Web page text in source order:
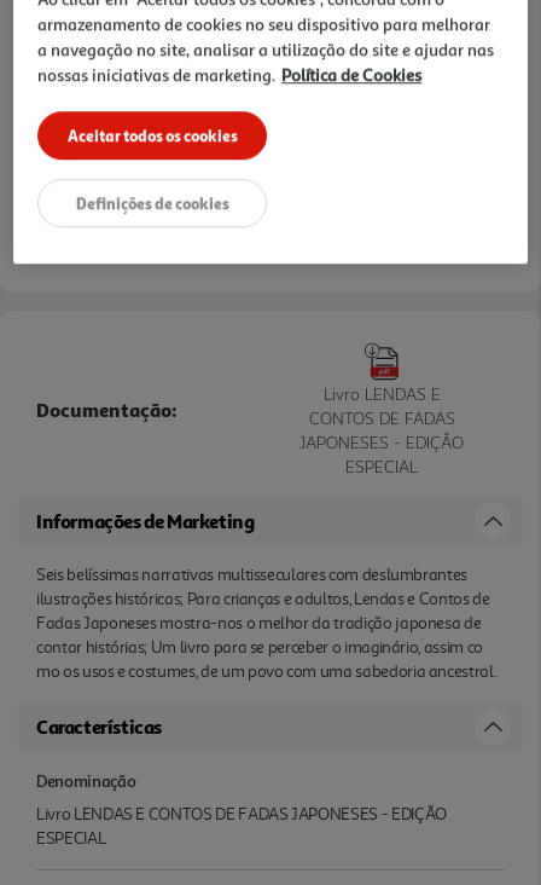
Documentação:
Livro LENDAS E
CONTOS DE FADAS
JAPONESES - EDIÇÃO
ESPECIAL
Informações de Marketing
Seis belíssimas narrativas multisseculares com deslumbrantes
ilustrações históricas; Para crianças e adultos, Lendas e Contos de
Fadas Japoneses mostra-nos o melhor da tradição japonesa de
contar histórias; Um livro para se perceber o imaginário, assim co
mo os usos e costumes, de um povo com uma sabedoria ancestral.
Características
Denominação
Livro LENDAS E CONTOS DE FADAS JAPONESES - EDIÇÃO
ESPECIAL
armazenamento de cookies no seu dispositivo para melhorar
a navegação no site, analisar a utilização do site e ajudar nas
nossas iniciativas de marketing. Política de Cookies
Aceitar todos os cookies
Definições de cookies